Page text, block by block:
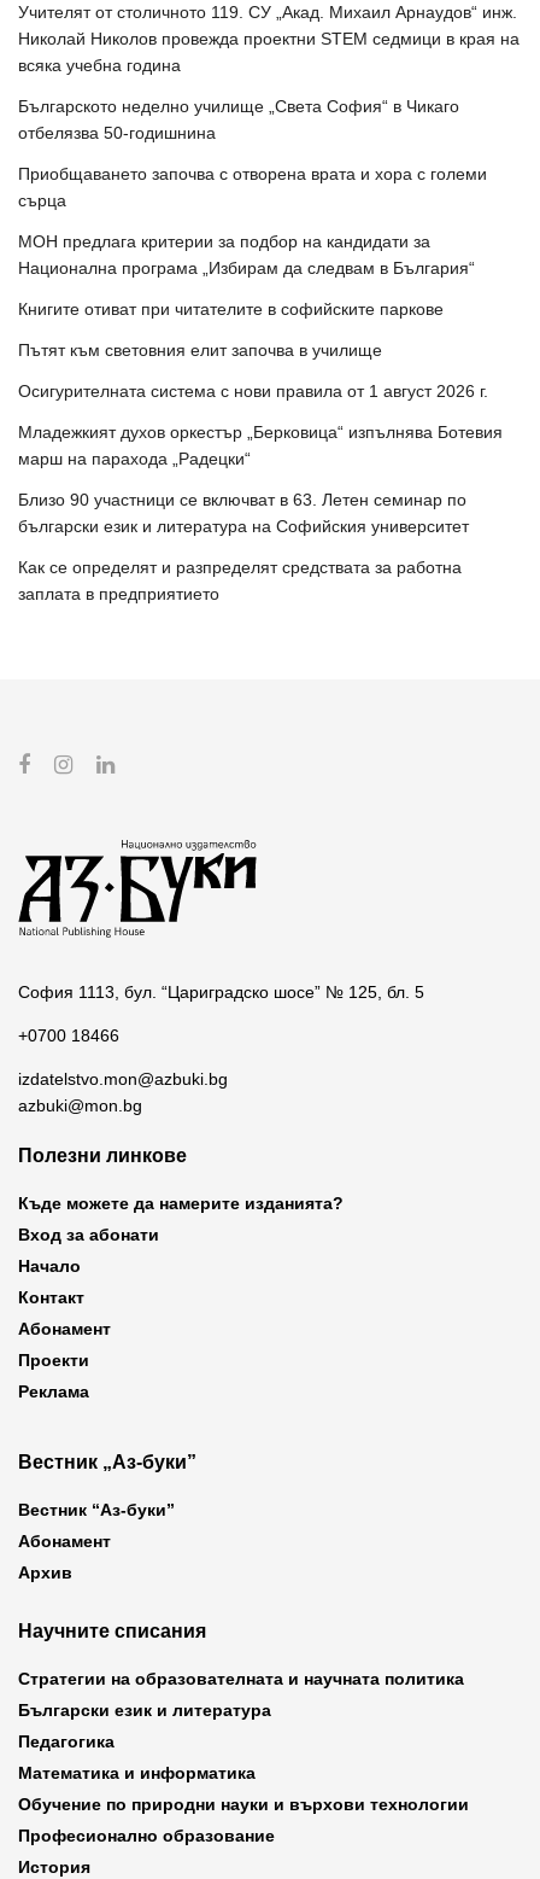
Учителят от столичното 119. СУ „Акад. Михаил Арнаудов“ инж.
Николай Николов провежда проектни STEM седмици в края на
всяка учебна година
Българското неделно училище „Света София“ в Чикаго
отбелязва 50-годишнина
Приобщаването започва с отворена врата и хора с големи
сърца
МОН предлага критерии за подбор на кандидати за
Национална програма „Избирам да следвам в България“
Книгите отиват при читателите в софийските паркове
Пътят към световния елит започва в училище
Осигурителната система с нови правила от 1 август 2026 г.
Младежкият духов оркестър „Берковица“ изпълнява Ботевия
марш на парахода „Радецки“
Близо 90 участници се включват в 63. Летен семинар по
български език и литература на Софийския университет
Как се определят и разпределят средствата за работна
заплата в предприятието
София 1113, бул. “Цариградско шосе” № 125, бл. 5
+0700 18466
izdatelstvo.mon@azbuki.bg
azbuki@mon.bg
Полезни линкове
Къде можете да намерите изданията?
Вход за абонати
Начало
Контакт
Абонамент
Проекти
Реклама
Вестник „Аз-буки”
Вестник “Аз-буки”
Абонамент
Архив
Научните списания
Стратегии на образователната и научната политика
Български език и литература
Педагогика
Математика и информатика
Обучение по природни науки и върхови технологии
Професионално образование
История